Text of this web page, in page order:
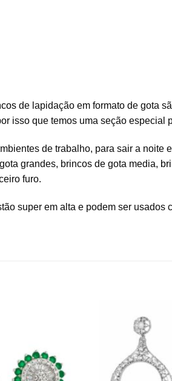
de lapidação em formato de gota
isso que temos uma seção especial
de trabalho, para sair a noite
grandes, brincos de gota media,
furo.
super em alta e podem ser usados